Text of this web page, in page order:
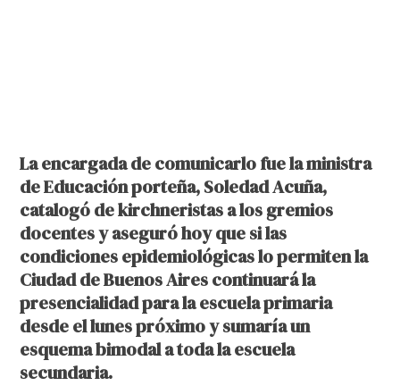
La encargada de comunicarlo fue la ministra
de Educación porteña, Soledad Acuña,
catalogó de kirchneristas a los gremios
docentes y aseguró hoy que si las
condiciones epidemiológicas lo permiten la
Ciudad de Buenos Aires continuará la
presencialidad para la escuela primaria
desde el lunes próximo y sumaría un
esquema bimodal a toda la escuela
secundaria.